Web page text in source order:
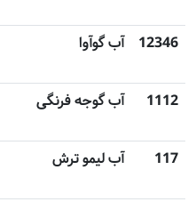
12346 آب گوآوا
1112 آب گوجه فرنگی
117 آب لیمو ترش